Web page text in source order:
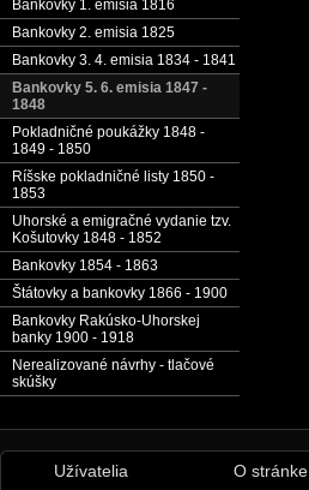
Bankovky 1. emisia 1816
Bankovky 2. emisia 1825
Bankovky 3. 4. emisia 1834 - 1841
Bankovky 5. 6. emisia 1847 -
1848
Pokladničné poukážky 1848 -
1849 - 1850
Ríšske pokladničné listy 1850 -
1853
Uhorské a emigračné vydanie tzv.
Košutovky 1848 - 1852
Bankovky 1854 - 1863
Štátovky a bankovky 1866 - 1900
Bankovky Rakúsko-Uhorskej
banky 1900 - 1918
Nerealizované návrhy - tlačové
skúšky
Užívatelia O stránke